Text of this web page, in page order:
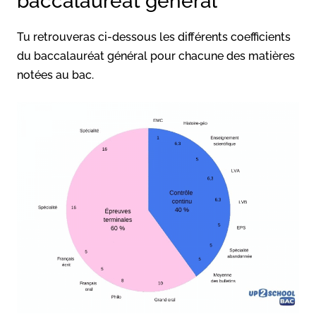
Tu retrouveras ci-dessous les différents coefficients
du baccalauréat général pour chacune des matières
notées au bac.